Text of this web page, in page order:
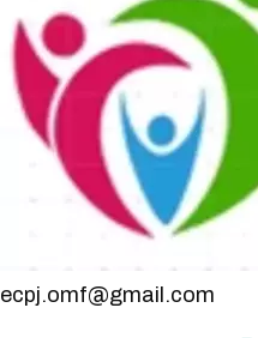
ecpj.omf@gmail.com